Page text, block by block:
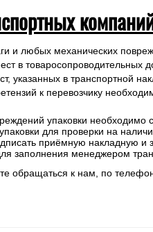
и любых механических
в товаросопроводительных
указанных в транспортной
к перевозчику
упаковки необходимо
для проверки на
приёмную накладную и
заполнения менеджером
обращаться к нам, по